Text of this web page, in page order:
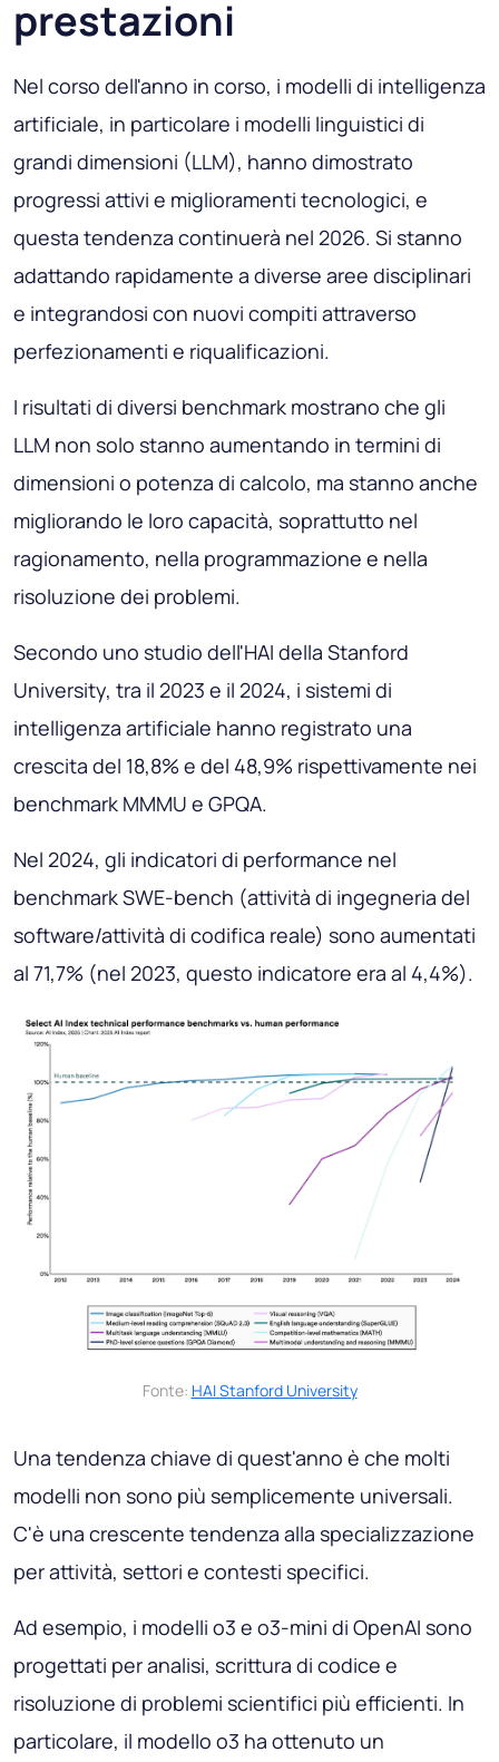
prestazioni
Nel corso dell'anno in corso, i modelli di intelligenza
artificiale, in particolare i modelli linguistici di
grandi dimensioni (LLM), hanno dimostrato
progressi attivi e miglioramenti tecnologici, e
questa tendenza continuerà nel 2026. Si stanno
adattando rapidamente a diverse aree disciplinari
e integrandosi con nuovi compiti attraverso
perfezionamenti e riqualificazioni.
I risultati di diversi benchmark mostrano che gli
LLM non solo stanno aumentando in termini di
dimensioni o potenza di calcolo, ma stanno anche
migliorando le loro capacità, soprattutto nel
ragionamento, nella programmazione e nella
risoluzione dei problemi.
Secondo uno studio dell'HAI della Stanford
University, tra il 2023 e il 2024, i sistemi di
intelligenza artificiale hanno registrato una
crescita del 18,8% e del 48,9% rispettivamente nei
benchmark MMMU e GPQA.
Nel 2024, gli indicatori di performance nel
benchmark SWE-bench (attività di ingegneria del
software/attività di codifica reale) sono aumentati
al 71,7% (nel 2023, questo indicatore era al 4,4%).
Fonte: HAI Stanford University
Una tendenza chiave di quest'anno è che molti
modelli non sono più semplicemente universali.
C'è una crescente tendenza alla specializzazione
per attività, settori e contesti specifici.
Ad esempio, i modelli o3 e o3-mini di OpenAI sono
progettati per analisi, scrittura di codice e
risoluzione di problemi scientifici più efficienti. In
particolare, il modello o3 ha ottenuto un